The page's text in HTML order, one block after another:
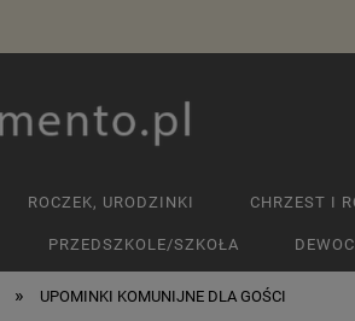
ROCZEK, URODZINKI CHRZEST I
PRZEDSZKOLE/SZKOŁA
» UPOMINKI KOMUNIJNE DLA GOŚCI